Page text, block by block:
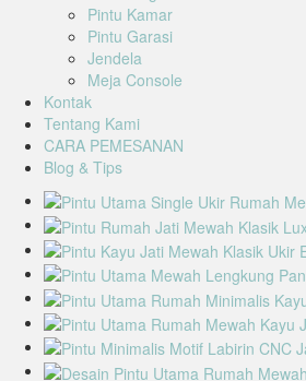
Pintu Kamar
Pintu Garasi
Jendela
Meja Console
Kontak
Tentang Kami
CARA PEMESANAN
Blog & Tips